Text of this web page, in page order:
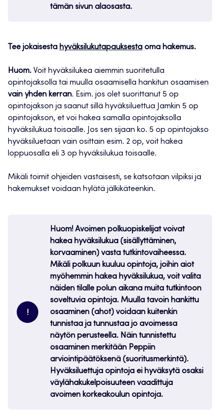
tämän sivun alaosasta.
Tee jokaisesta hyväksilukutapauksesta oma hakemus.
Huom. Voit hyväksilukea aiemmin suoritetulla
opintojaksolla tai muulla osaamisella hankitun osaamisen
vain yhden kerran. Esim. jos olet suorittanut 5 op
opintojakson ja saanut sillä hyväksiluettua Jamkin 5 op
opintojakson, et voi hakea samalla opintojaksolla
hyväksilukua toisaalle. Jos sen sijaan ko. 5 op opintojakso
hyväksiluetaan vain osittain esim. 2 op, voit hakea
loppuosalla eli 3 op hyväksilukua toisaalle.
Mikäli toimit ohjeiden vastaisesti, se katsotaan vilpiksi ja
hakemukset voidaan hylätä jälkikäteenkin.
!
Huom! Avoimen polkuopiskelijat voivat
hakea hyväksilukua (sisällyttäminen,
korvaaminen) vasta tutkintovaiheessa.
Mikäli polkuun kuuluu opintoja, joihin aiot
myöhemmin hakea hyväksilukua, voit valita
näiden tilalle polun aikana muita tutkintoon
soveltuvia opintoja. Muulla tavoin hankittu
osaaminen (ahot) voidaan kuitenkin
tunnistaa ja tunnustaa jo avoimessa
näytön perusteella. Näin tunnistettu
osaaminen merkitään Peppiin
arviointipäätöksenä (suoritusmerkintä).
Hyväksiluettuja opintoja ei hyväksytä osaksi
väylähakukelpoisuuteen vaadittuja
avoimen korkeakoulun opintoja.